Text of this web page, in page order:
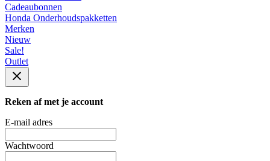
Cadeaubonnen
Honda Onderhoudspakketten
Merken
Nieuw
Sale!
Outlet
Reken af met je account
E-mail adres
Wachtwoord